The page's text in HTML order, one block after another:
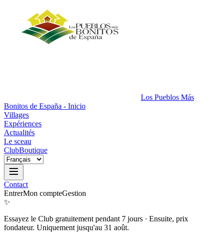
Los Pueblos Más
Bonitos de España - Inicio
Villages
Expériences
Actualités
Le sceau
ClubBoutique
Contact
EntrerMon compteGestion
✨
Essayez le Club gratuitement pendant 7 jours · Ensuite, prix
fondateur. Uniquement jusqu'au 31 août.